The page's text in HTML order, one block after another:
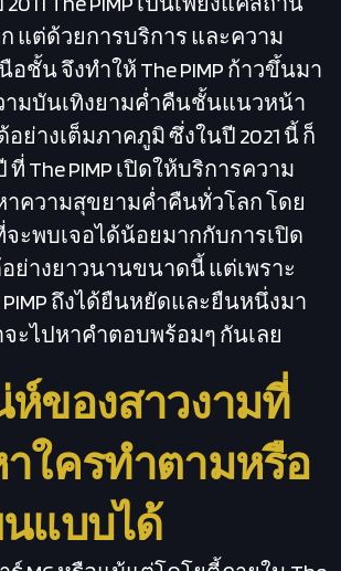
แต่ด้วยการบริการ และความ
ชั้น จึงทำให้ The PIMP ก้าวขึ้นมา
ามบันเทิงยามค่ำคืนชั้นแนวหน้า
อย่างเต็มภาคภูมิ ซึ่งในปี 2021 นี้ ก็
ที่ The PIMP เปิดให้บริการความ
ความสุขยามค่ำคืนทั่วโลก โดย
จะพบเจอได้น้อยมากกับการเปิด
ย่างยาวนานขนาดนี้ แต่เพราะ
PIMP ถึงได้ยืนหยัดและยืนหนึ่งมา
จะไปหาคำตอบพร้อมๆ กันเลย
ของสาวงามที่
ใครทำตามหรือ
แบบได้